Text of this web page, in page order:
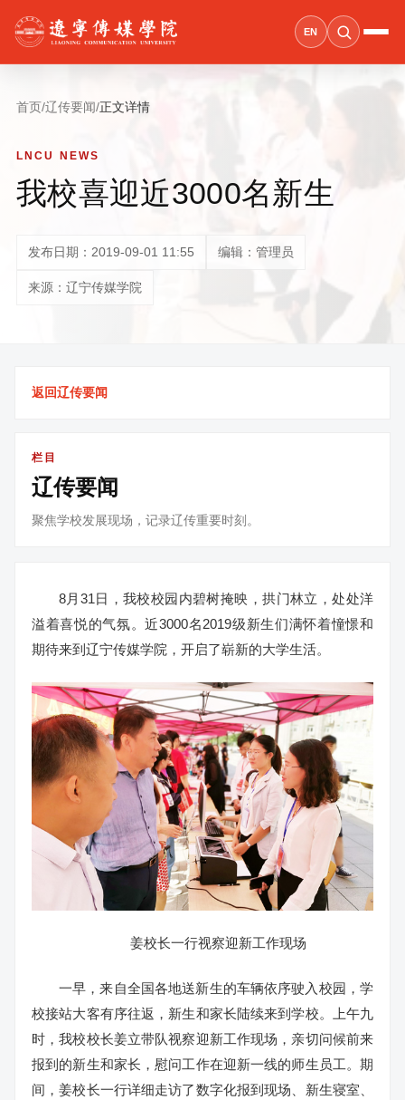
EN
首页/辽传要闻/正文详情
LNCU NEWS
我校喜迎近3000名新生
发布日期：2019-09-01 11:55 编辑：管理员
来源：辽宁传媒学院
返回辽传要闻
栏目
辽传要闻
聚焦学校发展现场，记录辽传重要时刻。
8月31日，我校校园内碧树掩映，拱门林立，处处洋
溢着喜悦的气氛。近3000名2019级新生们满怀着憧憬和
期待来到辽宁传媒学院，开启了崭新的大学生活。
姜校长一行视察迎新工作现场
一早，来自全国各地送新生的车辆依序驶入校园，学
校接站大客有序往返，新生和家长陆续来到学校。上午九
时，我校校长姜立带队视察迎新工作现场，亲切问候前来
报到的新生和家长，慰问工作在迎新一线的师生员工。期
间，姜校长一行详细走访了数字化报到现场、新生寝室、